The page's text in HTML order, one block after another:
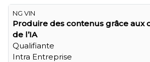
NG VIN
Produire des contenus grâce aux
de l’IA
Qualifiante
Intra Entreprise